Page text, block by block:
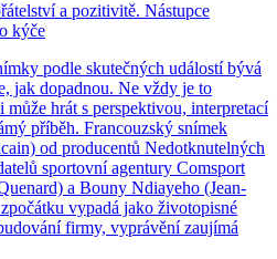
a pozitivitě. Nástupce
kýče
podle skutečných událostí bývá
jak dopadnou. Ne vždy je to
hrát s perspektivou, interpretací
příběh. Francouzský snímek
od producentů Nedotknutelných
sportovní agentury Comsport
a Bouny Ndiayeho (Jean-
vypadá jako životopisné
firmy, vyprávění zaujímá